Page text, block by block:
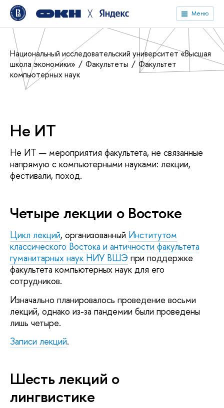
╳ Меню
Национальный исследовательский университет «Высшая
школа экономики»
Факультеты
Факультет
компьютерных наук
Не ИТ
Не ИТ — мероприятия факультета, не связанные
напрямую с компьютерными науками: лекции,
фестивали, поход.
Четыре лекции о Востоке
Цикл лекций, организованный Институтом
классического Востока и античности факультета
гуманитарных наук НИУ ВШЭ при поддержке
факультета компьютерных наук для его
сотрудников.
Изначально планировалось проведение восьми
лекций, однако из-за пандемии были проведены
лишь четыре.
Записи лекций.
Шесть лекций о
лингвистике